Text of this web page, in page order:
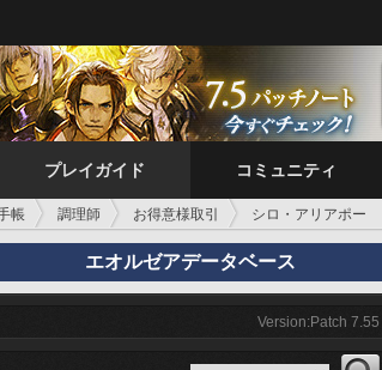
プレイガイド コミュニティ
帳 調理師 お得意様取引 シロ・アリアポー
エオルゼアデータベース
Version:Patch 7.55